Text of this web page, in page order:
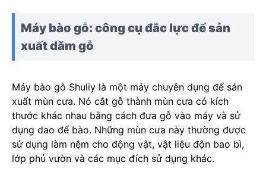
Máy bào gỗ: công cụ đắc lực để sản
xuất dăm gỗ
Máy bào gỗ Shuliy là một máy chuyên dụng để sản
xuất mùn cưa. Nó cắt gỗ thành mùn cưa có kích
thước khác nhau bằng cách đưa gỗ vào máy và sử
dụng dao để bào. Những mùn cưa này thường được
sử dụng làm nệm cho động vật, vật liệu độn bao bì,
lớp phủ vườn và các mục đích sử dụng khác.